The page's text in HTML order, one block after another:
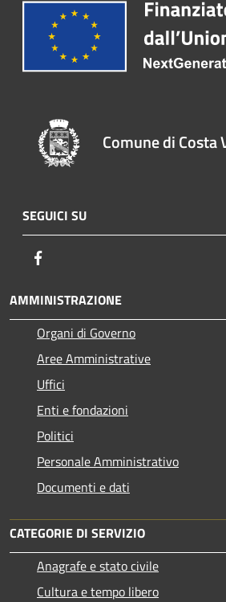
Comune di Costa
SEGUICI SU
AMMINISTRAZIONE
Organi di Governo
Aree Amministrative
Uffici
Enti e fondazioni
Politici
Personale Amministrativo
Documenti e dati
CATEGORIE DI SERVIZIO
Anagrafe e stato civile
Cultura e tempo libero